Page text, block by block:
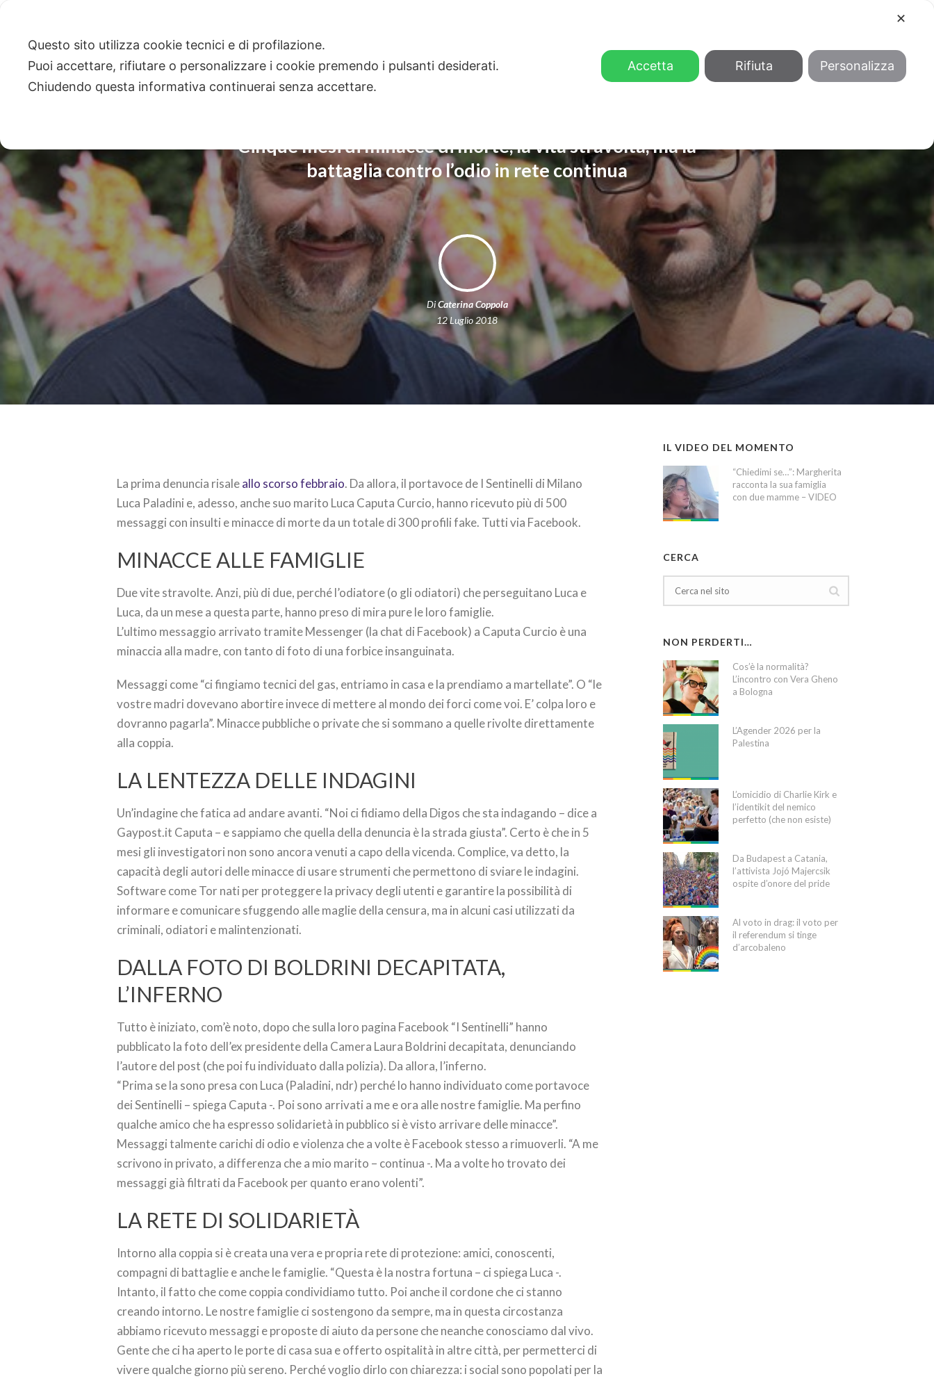
Cinque mesi di minacce di morte, la vita stravolta, ma la
battaglia contro l’odio in rete continua
DiCaterina Coppola
12 Luglio 2018
La prima denuncia risaleallo scorso febbraio. Da allora, il portavoce de I Sentinelli di Milano
Luca Paladini e, adesso, anche suo marito Luca Caputa Curcio, hanno ricevuto più di 500
messaggi con insulti e minacce di morte da un totale di 300 profili fake. Tutti via Facebook.
MINACCE ALLE FAMIGLIE
Due vite stravolte. Anzi, più di due, perché l’odiatore (o gli odiatori) che perseguitano Luca e
Luca, da un mese a questa parte, hanno preso di mira pure le loro famiglie.
L’ultimo messaggio arrivato tramite Messenger (la chat di Facebook) a Caputa Curcio è una
minaccia alla madre, con tanto di foto di una forbice insanguinata.
Messaggi come “ci fingiamo tecnici del gas, entriamo in casa e la prendiamo a martellate”. O “le
vostre madri dovevano abortire invece di mettere al mondo dei forci come voi. E’ colpa loro e
dovranno pagarla”. Minacce pubbliche o private che si sommano a quelle rivolte direttamente
alla coppia.
LA LENTEZZA DELLE INDAGINI
Un’indagine che fatica ad andare avanti. “Noi ci fidiamo della Digos che sta indagando – dice a
Gaypost.it Caputa – e sappiamo che quella della denuncia è la strada giusta”. Certo è che in 5
mesi gli investigatori non sono ancora venuti a capo della vicenda. Complice, va detto, la
capacità degli autori delle minacce di usare strumenti che permettono di sviare le indagini.
Software come Tor nati per proteggere la privacy degli utenti e garantire la possibilità di
informare e comunicare sfuggendo alle maglie della censura, ma in alcuni casi utilizzati da
criminali, odiatori e malintenzionati.
DALLA FOTO DI BOLDRINI DECAPITATA,
L’INFERNO
Tutto è iniziato, com’è noto, dopo che sulla loro pagina Facebook “I Sentinelli” hanno
pubblicato la foto dell’ex presidente della Camera Laura Boldrini decapitata, denunciando
l’autore del post (che poi fu individuato dalla polizia). Da allora, l’inferno.
“Prima se la sono presa con Luca (Paladini, ndr) perché lo hanno individuato come portavoce
dei Sentinelli – spiega Caputa -. Poi sono arrivati a me e ora alle nostre famiglie. Ma perfino
qualche amico che ha espresso solidarietà in pubblico si è visto arrivare delle minacce”.
Messaggi talmente carichi di odio e violenza che a volte è Facebook stesso a rimuoverli. “A me
scrivono in privato, a differenza che a mio marito – continua -. Ma a volte ho trovato dei
messaggi già filtrati da Facebook per quanto erano volenti”.
LA RETE DI SOLIDARIETÀ
Intorno alla coppia si è creata una vera e propria rete di protezione: amici, conoscenti,
compagni di battaglie e anche le famiglie. “Questa è la nostra fortuna – ci spiega Luca -.
Intanto, il fatto che come coppia condividiamo tutto. Poi anche il cordone che ci stanno
creando intorno. Le nostre famiglie ci sostengono da sempre, ma in questa circostanza
abbiamo ricevuto messaggi e proposte di aiuto da persone che neanche conosciamo dal vivo.
Gente che ci ha aperto le porte di casa sua e offerto ospitalità in altre città, per permetterci di
vivere qualche giorno più sereno. Perché voglio dirlo con chiarezza: i social sono popolati per la
IL VIDEO DEL MOMENTO
“Chiedimi se…”: Margherita
racconta la sua famiglia
con due mamme – VIDEO
CERCA
NON PERDERTI…
Cos’è la normalità?
L’incontro con Vera Gheno
a Bologna
L’Agender 2026 per la
Palestina
L’omicidio di Charlie Kirk e
l’identikit del nemico
perfetto (che non esiste)
Da Budapest a Catania,
l’attivista Jojó Majercsik
ospite d’onore del pride
Al voto in drag: il voto per
il referendum si tinge
d’arcobaleno
✕
Questo sito utilizza cookie tecnici e di profilazione.
Puoi accettare, rifiutare o personalizzare i cookie premendo i pulsanti desiderati.
Chiudendo questa informativa continuerai senza accettare.
Accetta Rifiuta Personalizza